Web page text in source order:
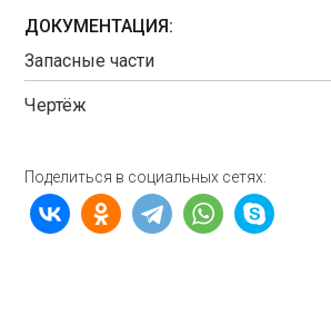
ДОКУМЕНТАЦИЯ:
Запасные части
Чертёж
Поделиться в социальных сетях: